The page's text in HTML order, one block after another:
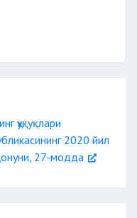
ҳуқуқлари
2020 йил
27-модда